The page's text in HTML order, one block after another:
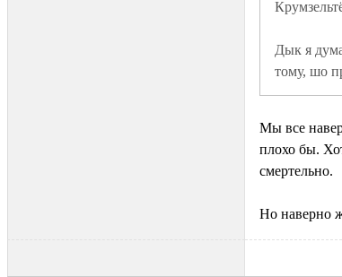
Дык я
тому, шо
Мы все
плохо бы.
смертельно.
Но наверно